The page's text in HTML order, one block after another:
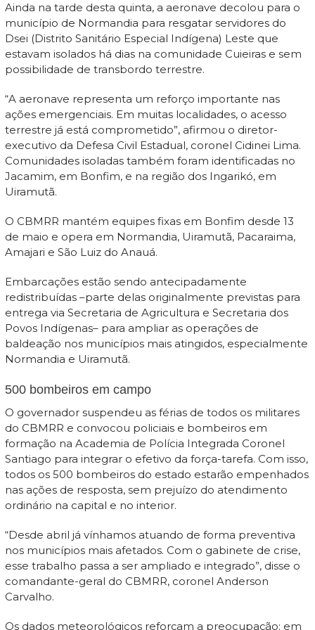
Ainda na tarde desta quinta, a aeronave decolou para o
município de Normandia para resgatar servidores do
Dsei (Distrito Sanitário Especial Indígena) Leste que
estavam isolados há dias na comunidade Cuieiras e sem
possibilidade de transbordo terrestre.
“A aeronave representa um reforço importante nas
ações emergenciais. Em muitas localidades, o acesso
terrestre já está comprometido”, afirmou o diretor-
executivo da Defesa Civil Estadual, coronel Cidinei Lima.
Comunidades isoladas também foram identificadas no
Jacamim, em Bonfim, e na região dos Ingarikó, em
Uiramutã.
O CBMRR mantém equipes fixas em Bonfim desde 13
de maio e opera em Normandia, Uiramutã, Pacaraima,
Amajari e São Luiz do Anauá.
Embarcações estão sendo antecipadamente
redistribuídas –parte delas originalmente previstas para
entrega via Secretaria de Agricultura e Secretaria dos
Povos Indígenas– para ampliar as operações de
baldeação nos municípios mais atingidos, especialmente
Normandia e Uiramutã.
500 bombeiros em campo
O governador suspendeu as férias de todos os militares
do CBMRR e convocou policiais e bombeiros em
formação na Academia de Polícia Integrada Coronel
Santiago para integrar o efetivo da força-tarefa. Com isso,
todos os 500 bombeiros do estado estarão empenhados
nas ações de resposta, sem prejuízo do atendimento
ordinário na capital e no interior.
“Desde abril já vínhamos atuando de forma preventiva
nos municípios mais afetados. Com o gabinete de crise,
esse trabalho passa a ser ampliado e integrado”, disse o
comandante-geral do CBMRR, coronel Anderson
Carvalho.
Os dados meteorológicos reforçam a preocupação: em